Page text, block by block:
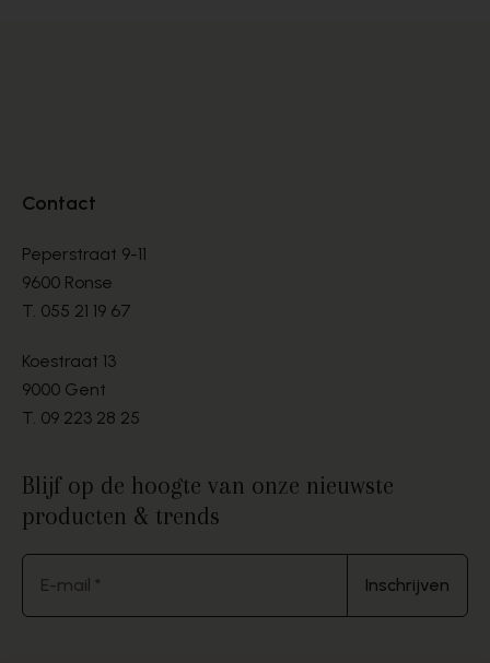
Contact
Peperstraat 9-11
9600 Ronse
T. 055 21 19 67
Koestraat 13
9000 Gent
T. 09 223 28 25
Blijf op de hoogte van onze nieuwste
producten & trends
E-mail * Inschrijven